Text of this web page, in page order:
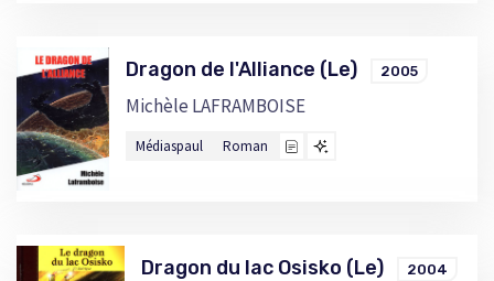
Dragon de l'Alliance (Le) 2005
Michèle LAFRAMBOISE
Médiaspaul Roman
Dragon du lac Osisko (Le) 2004